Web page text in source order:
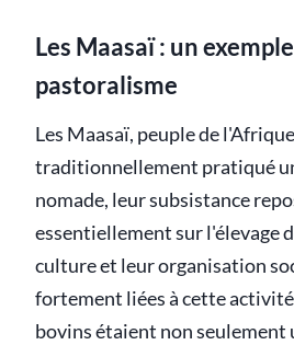
Les Maasaï : un
pastoralisme
Les Maasaï, peuple de
traditionnellement pratiqué
nomade, leur subsistance
essentiellement sur l'élevage
culture et leur organisation
fortement liées à cette
bovins étaient non seulement